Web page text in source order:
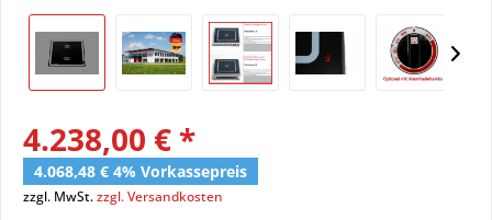
4.238,00 € *
4.068,48 € 4% Vorkassepreis
zzgl. MwSt.zzgl. Versandkosten